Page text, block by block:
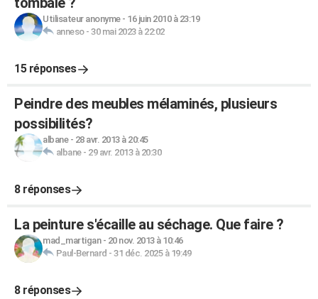
Utilisateur anonyme- 16 juin 2010 à 23:19
anneso- 30 mai 2023 à 22:02
15 réponses
Peindre des meubles mélaminés, plusieurs
possibilités?
albane- 28 avr. 2013 à 20:45
albane- 29 avr. 2013 à 20:30
8 réponses
La peinture s'écaille au séchage. Que faire ?
mad_martigan- 20 nov. 2013 à 10:46
Paul-Bernard - 31 déc. 2025 à 19:49
8 réponses